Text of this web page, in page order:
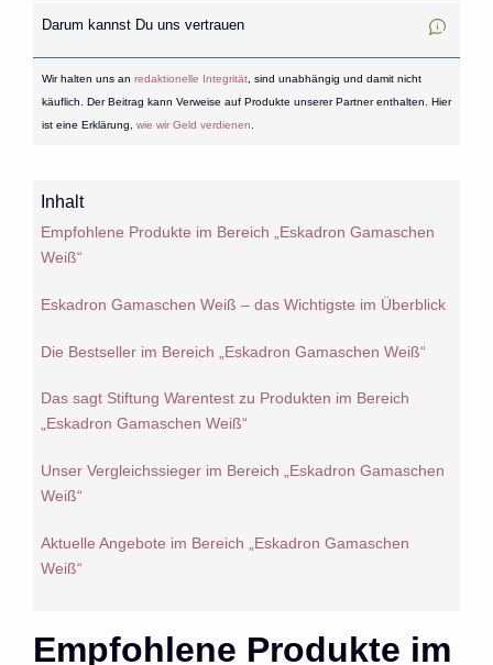
Darum kannst Du uns vertrauen
Wir halten uns an redaktionelle Integrität, sind unabhängig und damit nicht
käuflich. Der Beitrag kann Verweise auf Produkte unserer Partner enthalten. Hier
ist eine Erklärung, wie wir Geld verdienen
Inhalt
Empfohlene Produkte im Bereich „Eskadron Gamaschen
Weiß“
Eskadron Gamaschen Weiß – das Wichtigste im Überblick
Die Bestseller im Bereich „Eskadron Gamaschen Weiß“
Das sagt Stiftung Warentest zu Produkten im Bereich
„Eskadron Gamaschen Weiß“
Unser Vergleichssieger im Bereich „Eskadron Gamaschen
Weiß“
Aktuelle Angebote im Bereich „Eskadron Gamaschen
Weiß“
Empfohlene Produkte im